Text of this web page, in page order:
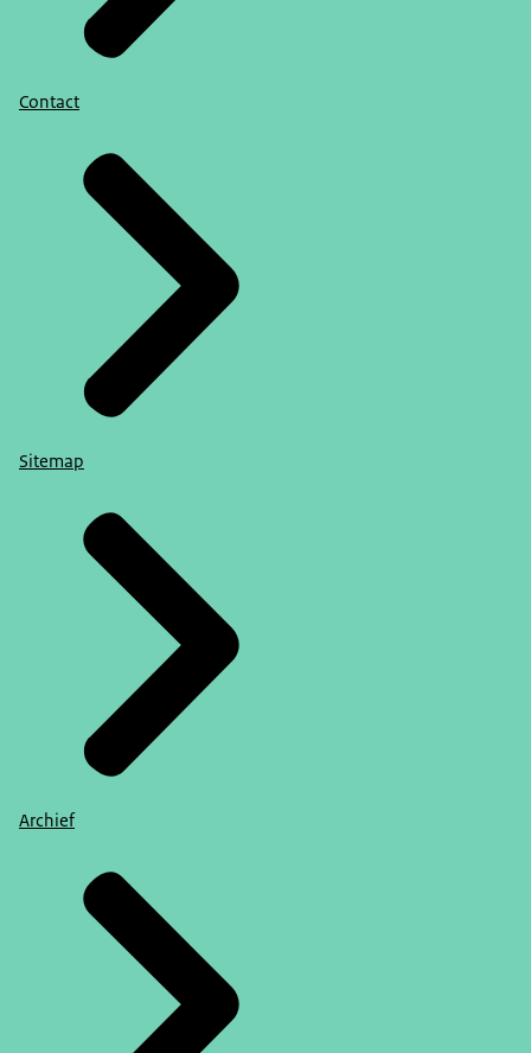
Contact
Sitemap
Archief